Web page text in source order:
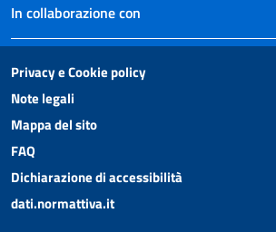
39
40
41
42
44
45
In collaborazione con
Privacy e Cookie policy
Note legali
Mappa del sito
FAQ
Dichiarazione di accessibilità
dati.normattiva.it